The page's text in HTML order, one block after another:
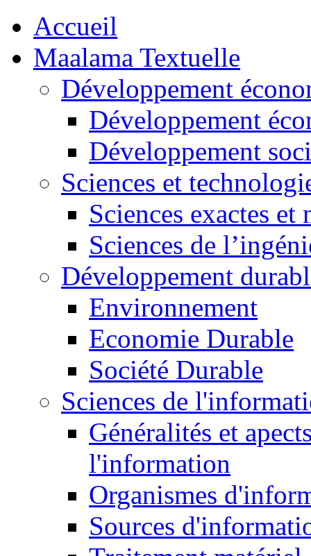
Accueil
Maalama Textuelle
Développement
Développement
Développement
Sciences et
Sciences exactes et
Sciences de
Développement
Environnement
Economie Durable
Société Durable
Sciences de
Généralités et
l'information
Organismes
Sources